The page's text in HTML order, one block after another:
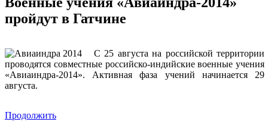
пройдут в Гатчине
С 25 августа на российской территории
проводятся совместные российско-индийские военные учения
«Авиаиндра-2014». Активная фаза учений начинается 29
августа.
Продолжить